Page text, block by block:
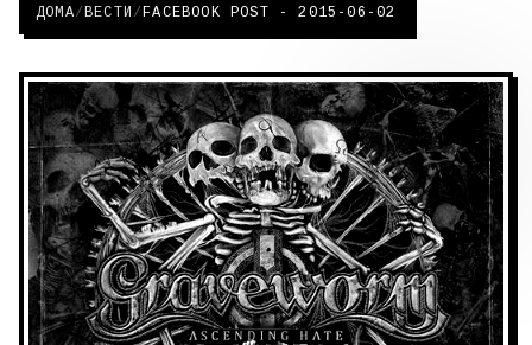
ДОМА/ВЕСТИ /FACEBOOK POST - 2015-06-02